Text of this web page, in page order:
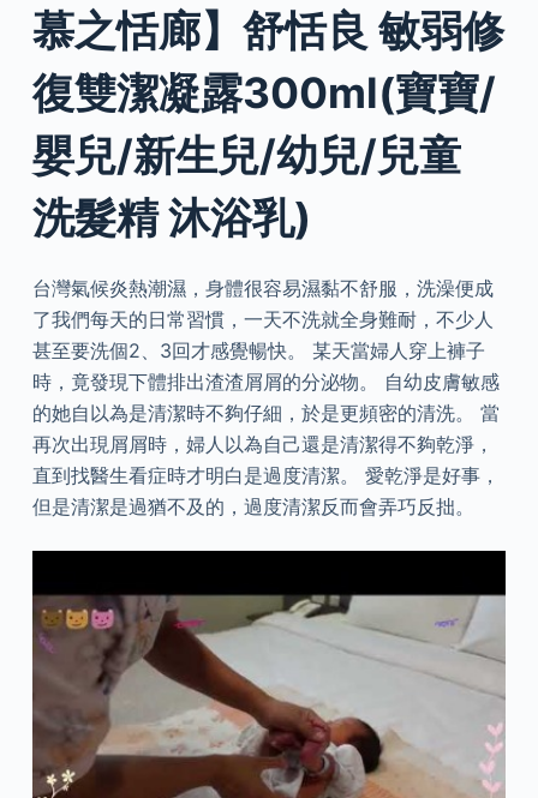
慕之恬廊】舒恬良 敏弱修
復雙潔凝露300ml(寶寶/
嬰兒/新生兒/幼兒/兒童
洗髮精 沐浴乳)
台灣氣候炎熱潮濕，身體很容易濕黏不舒服，洗澡便成
了我們每天的日常習慣，一天不洗就全身難耐，不少人
甚至要洗個2、3回才感覺暢快。 某天當婦人穿上褲子
時，竟發現下體排出渣渣屑屑的分泌物。 自幼皮膚敏感
的她自以為是清潔時不夠仔細，於是更頻密的清洗。 當
再次出現屑屑時，婦人以為自己還是清潔得不夠乾淨，
直到找醫生看症時才明白是過度清潔。 愛乾淨是好事，
但是清潔是過猶不及的，過度清潔反而會弄巧反拙。